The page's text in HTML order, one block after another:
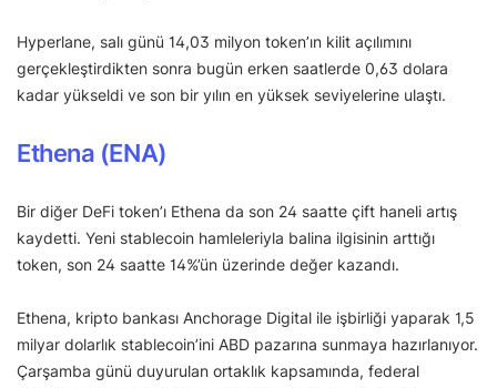
Hyperlane, salı günü 14,03 milyon token’ın kilit açılımını
gerçekleştirdikten sonra bugün erken saatlerde 0,63 dolara
kadar yükseldi ve son bir yılın en yüksek seviyelerine ulaştı.
Ethena (ENA)
Bir diğer DeFi token’ı Ethena da son 24 saatte çift haneli artış
kaydetti. Yeni stablecoin hamleleriyla balina ilgisinin arttığı
token, son 24 saatte 14%’ün üzerinde değer kazandı.
Ethena, kripto bankası Anchorage Digital ile işbirliği yaparak 1,5
milyar dolarlık stablecoin’ini ABD pazarına sunmaya hazırlanıyor.
Çarşamba günü duyurulan ortaklık kapsamında, federal